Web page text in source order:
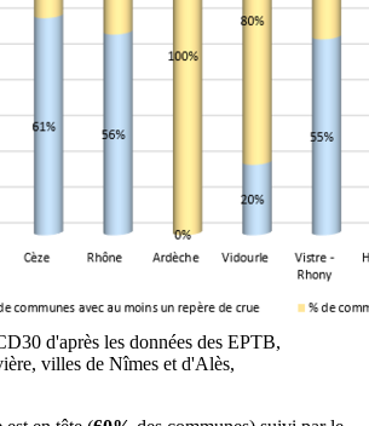
d'après les données des EPTB,
villes de Nîmes et d'Alès,